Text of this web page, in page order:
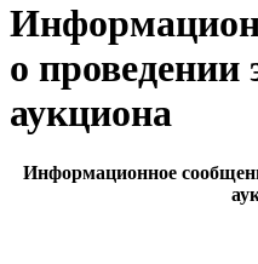
о проведении
аукциона
Информационное